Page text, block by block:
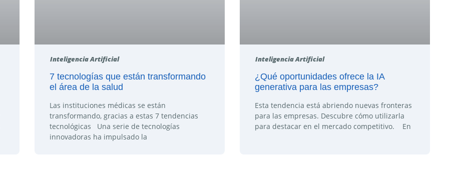
Inteligencia Artificial
7 tecnologías que están transformando
el área de la salud
Las instituciones médicas se están
transformando, gracias a estas 7 tendencias
tecnológicas Una serie de tecnologías
innovadoras ha impulsado la
Inteligencia Artificial
¿Qué oportunidades ofrece la IA
generativa para las empresas?
Esta tendencia está abriendo nuevas fronteras
para las empresas. Descubre cómo utilizarla
para destacar en el mercado competitivo. En